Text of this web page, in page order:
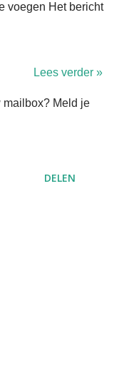
voegen Het bericht
Lees verder »
Meld je
DELEN